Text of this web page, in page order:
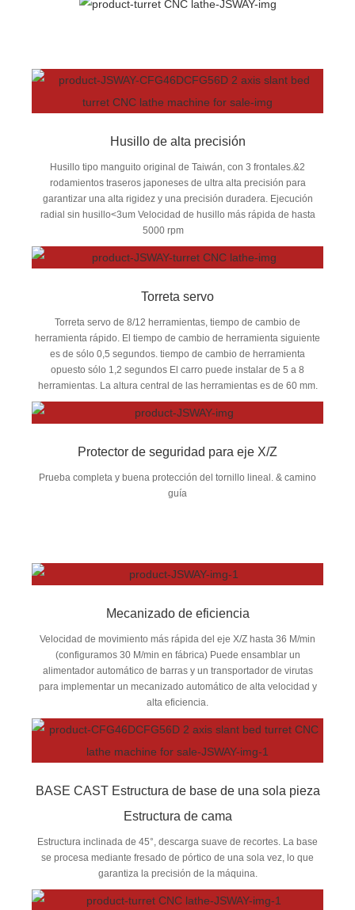
Husillo de alta precisión
Husillo tipo manguito original de Taiwán, con 3 frontales.&2
rodamientos traseros japoneses de ultra alta precisión para
garantizar una alta rigidez y una precisión duradera. Ejecución
radial sin husillo<3um Velocidad de husillo más rápida de hasta
5000 rpm
Torreta servo
Torreta servo de 8/12 herramientas, tiempo de cambio de
herramienta rápido. El tiempo de cambio de herramienta siguiente
es de sólo 0,5 segundos. tiempo de cambio de herramienta
opuesto sólo 1,2 segundos El carro puede instalar de 5 a 8
herramientas. La altura central de las herramientas es de 60 mm.
Protector de seguridad para eje X/Z
Prueba completa y buena protección del tornillo lineal. & camino
guía
Mecanizado de eficiencia
Velocidad de movimiento más rápida del eje X/Z hasta 36 M/min
(configuramos 30 M/min en fábrica) Puede ensamblar un
alimentador automático de barras y un transportador de virutas
para implementar un mecanizado automático de alta velocidad y
alta eficiencia.
BASE CAST Estructura de base de una sola pieza
Estructura de cama
Estructura inclinada de 45°, descarga suave de recortes. La base
se procesa mediante fresado de pórtico de una sola vez, lo que
garantiza la precisión de la máquina.